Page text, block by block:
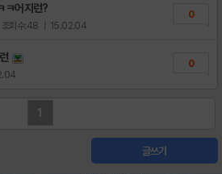
ㅋ어지런?
조회수:48 | 15.02.04
0
0
1
글쓰기